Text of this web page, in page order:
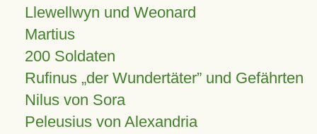
Llewellwyn und Weonard
Martius
200 Soldaten
Rufinus „der Wundertäter” und Gefährten
Nilus von Sora
Peleusius von Alexandria